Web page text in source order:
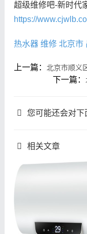
超级维修吧-新时代
https://
热水器 维修 北京市
上一篇： 北京市顺义
下一篇：
您可能还会对下
相关文章